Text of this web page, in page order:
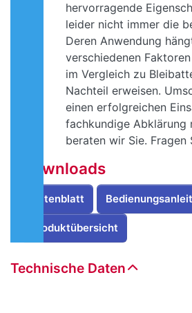
hervorragende
leider nicht immer die
Deren Anwendung
verschiedenen
im Vergleich zu
Nachteil erweisen.
einen erfolgreichen
fachkundige Abklärung
beraten wir Sie. Fragen
Downloads
Datenblatt
Produktübersicht
Technische Daten